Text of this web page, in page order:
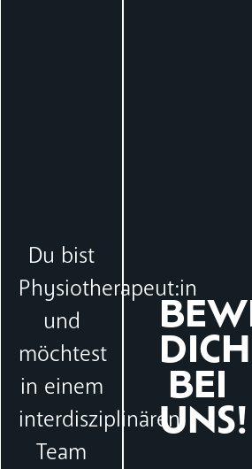
Du bist
Physiotherapeut:in
und
möchtest
in einem
interdisziplinären
Team
DICH
BEI
UNS!